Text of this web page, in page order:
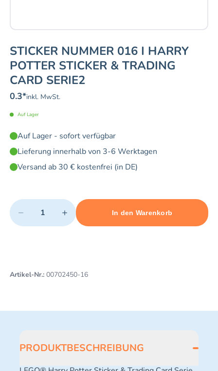
STICKER NUMMER 016 I HARRY
POTTER STICKER & TRADING
CARD SERIE2
0.3*inkl. MwSt.
Auf Lager
Auf Lager - sofort verfügbar
Lieferung innerhalb von 3-6 Werktagen
Versand ab 30 € kostenfrei (in DE)
Quantity
− +
Minimum quantity: 1 Maximum quantity: 3
In den Warenkorb
Add 1 item to cart
Artikel-Nr.: 00702450-16
PRODUKTBESCHREIBUNG